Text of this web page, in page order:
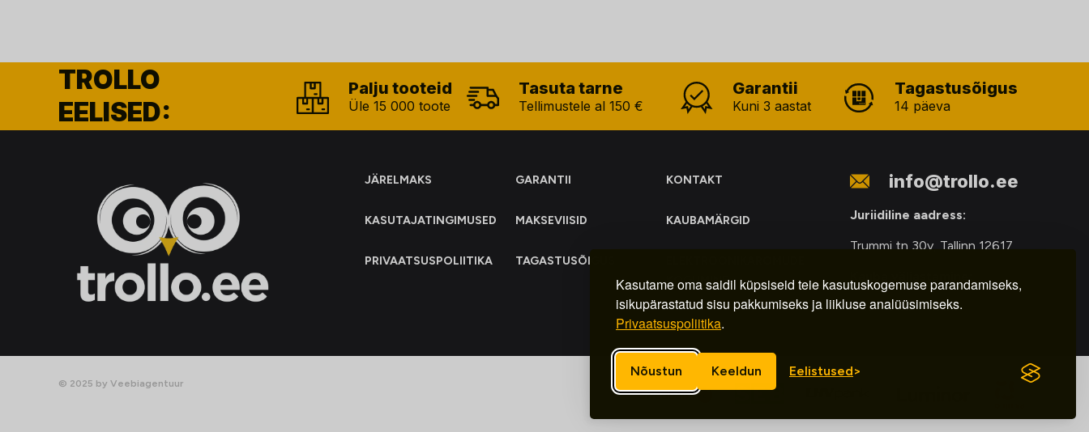
Kasutame oma saidil küpsiseid teie kasutuskogemuse parandamiseks,
isikupärastatud sisu pakkumiseks ja liikluse analüüsimiseks.
Privaatsuspoliitika.
Nõustun Keeldun Eelistused
TROLLO
EELISED:
Palju tooteid
Üle 15 000 toote
Tasuta tarne
Tellimustele al 150 €
Garantii
Kuni 3 aastat
Tagastusõigus
14 päeva
JÄRELMAKS GARANTII KONTAKT
KASUTAJATINGIMUSED MAKSEVIISID KAUBAMÄRGID
PRIVAATSUSPOLIITIKA TAGASTUSÕIGUS
KOGUMINE
info@trollo.ee
Juriidiline aadress:
Trummi tn 30y, Tallinn 12617
Kauba väljastamine:
E-R – 9.00 – 18.00
© 2025 by Veebiagentuur